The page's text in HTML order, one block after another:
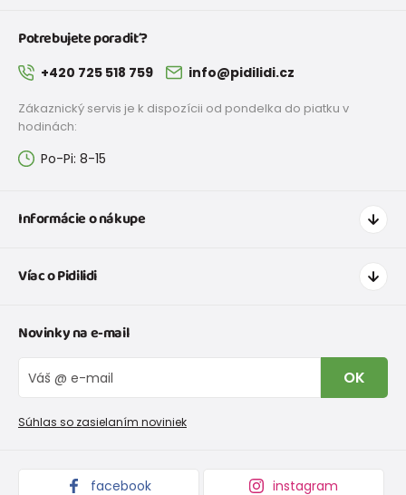
Potrebujete poradiť?
+420 725 518 759 info@pidilidi.cz
Zákaznický servis je k dispozícii od pondelka do piatku v
hodinách:
Po-Pi: 8-15
Informácie o nákupe
Doprava a platba
Tabuľka veľkostí obuvi
Vrátenie tovaru a reklamacie
Reklamačný poriadok
Víac o Pidilidi
O nás
Veľkoobchod PiDiLiDi
Kolekcie tovaru
Novinky na e-mail
OK
Súhlas so zasielaním noviniek
facebook instagram